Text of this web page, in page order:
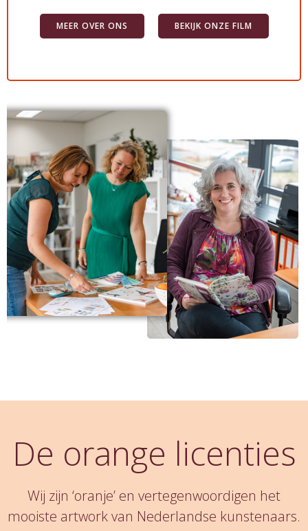
MEER OVER ONS BEKIJK ONZE FILM
De orange licenties
Wij zijn ‘oranje’ en vertegenwoordigen het
mooiste artwork van Nederlandse kunstenaars.